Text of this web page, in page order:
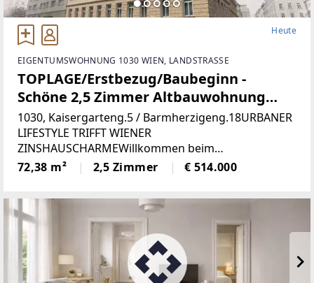
Heute
EIGENTUMSWOHNUNG 1030 WIEN, LANDSTRASSE
TOPLAGE/Erstbezug/Baubeginn -
Schöne 2,5 Zimmer Altbauwohnung
(Top 10)
1030, Kaisergarteng.5 / Barmherzigeng.18URBANER
LIFESTYLE TRIFFT WIENER
ZINSHAUSCHARMEWillkommen beim
Projekt „KAISER1030“. In einem schönen
Jahrhundertwendehaus werden
Parallel
72,38 m² 2,5 Zimmer € 514.000